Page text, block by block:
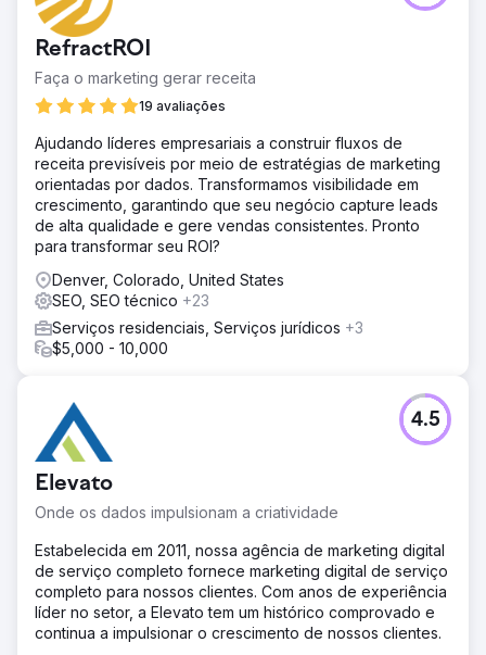
RefractROI
Faça o marketing gerar receita
19 avaliações
Ajudando líderes empresariais a construir fluxos de
receita previsíveis por meio de estratégias de marketing
orientadas por dados. Transformamos visibilidade em
crescimento, garantindo que seu negócio capture leads
de alta qualidade e gere vendas consistentes. Pronto
para transformar seu ROI?
Denver, Colorado, United States
SEO, SEO técnico +23
Serviços residenciais, Serviços jurídicos +3
$5,000 - 10,000
Elevato
Onde os dados impulsionam a criatividade
4.5
Estabelecida em 2011, nossa agência de marketing digital
de serviço completo fornece marketing digital de serviço
completo para nossos clientes. Com anos de experiência
líder no setor, a Elevato tem um histórico comprovado e
continua a impulsionar o crescimento de nossos clientes.